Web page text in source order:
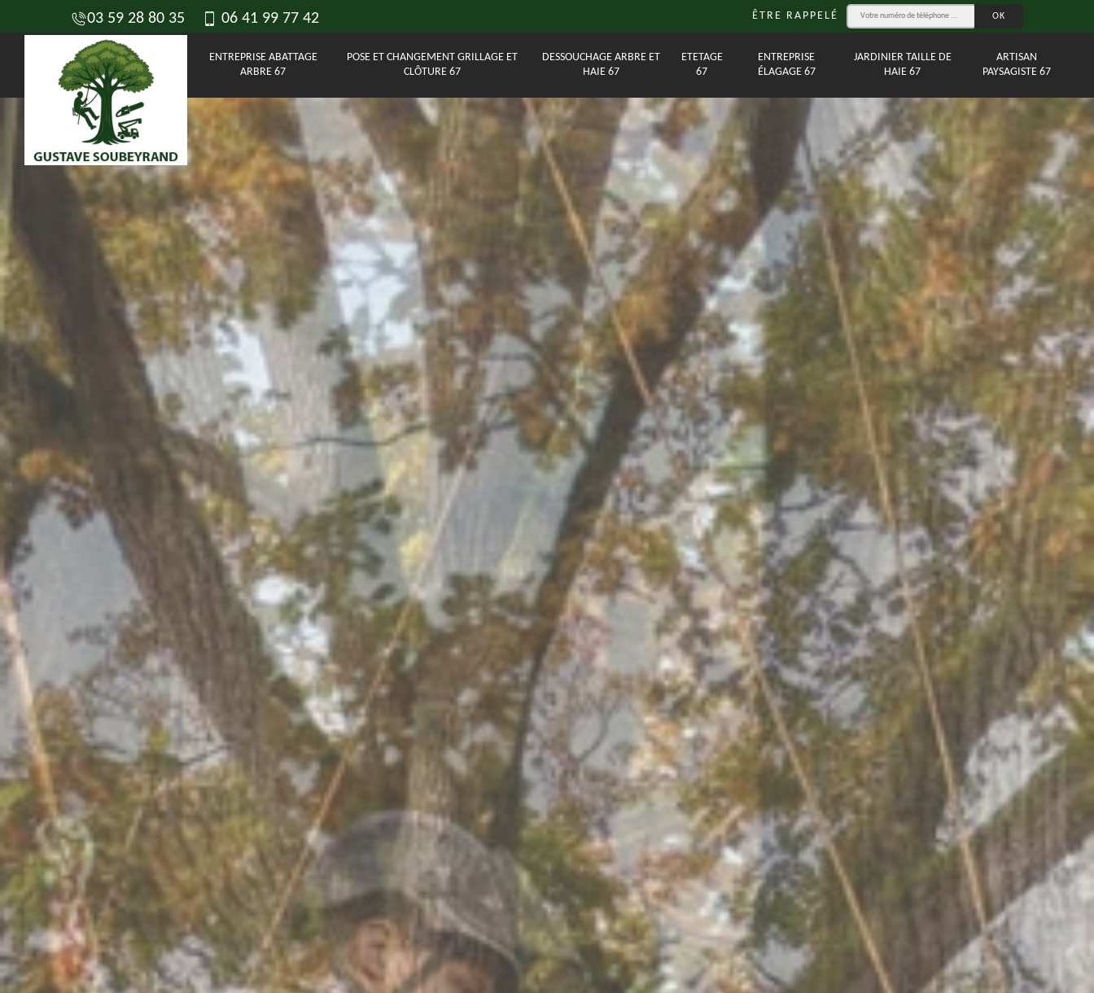
03 59 28 80 35 06 41 99 77 42 ÊTRE RAPPELÉ
ENTREPRISE ABATTAGE
ARBRE 67
POSE ET CHANGEMENT GRILLAGE ET
CLÔTURE 67
DESSOUCHAGE ARBRE ET
HAIE 67
ETETAGE
67
ENTREPRISE
ÉLAGAGE 67
JARDINIER TAILLE DE
HAIE 67
ARTISAN
PAYSAGISTE 67